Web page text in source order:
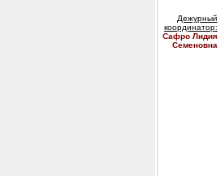
Дежурный
координатор:
Сафро Лидия
Семеновна